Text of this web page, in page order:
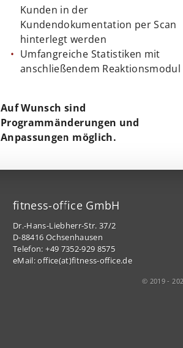
Kunden in der
Kundendokumentation per Scan
hinterlegt werden
Umfangreiche Statistiken mit
anschließendem Reaktionsmodul
Auf Wunsch sind
Programmänderungen und
Anpassungen möglich.
fitness-office GmbH
Dr.-Hans-Liebherr-Str. 37/2
D-88416 Ochsenhausen
Telefon: +49 7352-929 8575
eMail:office(at)fitness-office.de
© 2019 -